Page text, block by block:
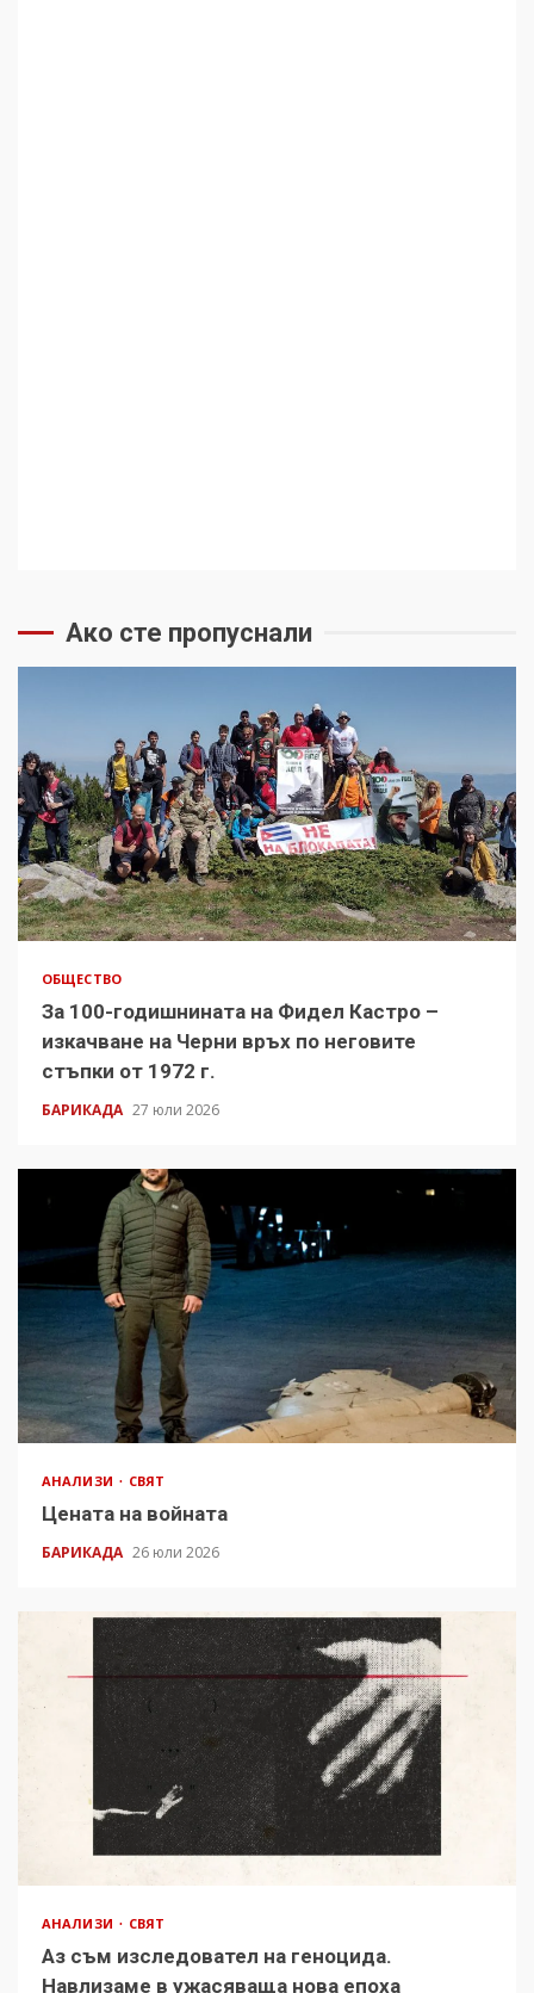
Ако сте пропуснали
ОБЩЕСТВО
За 100-годишнината на Фидел Кастро –
изкачване на Черни връх по неговите
стъпки от 1972 г.
БАРИКАДА 27 юли 2026
АНАЛИЗИ СВЯТ
Цената на войната
БАРИКАДА 26 юли 2026
АНАЛИЗИ СВЯТ
Аз съм изследовател на геноцида.
Навлизаме в ужасяваща нова епоха